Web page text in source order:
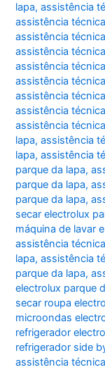
lapa,assistência
assistência
assistência
assistência
assistência
assistência
assistência
assistência
assistência
lapa,assistência
lapa,assistência
parque da lapa,
parque da lapa,
parque da lapa,
secar electrolux
máquina de lavar
assistência
lapa,assistência
parque da lapa,
electrolux parque
secar roupa
microondas
refrigerador
refrigerador side
assistência